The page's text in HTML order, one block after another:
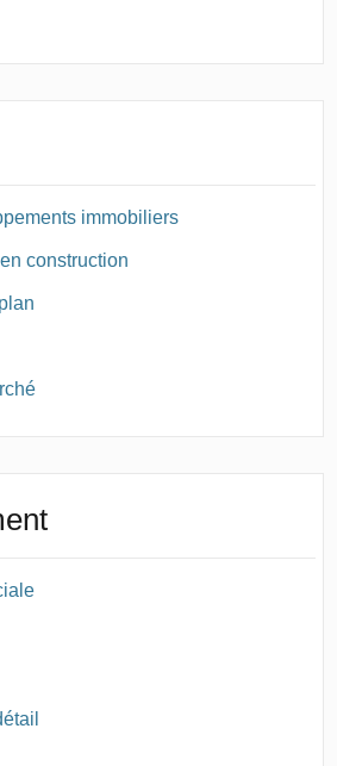
immobiliers
construction